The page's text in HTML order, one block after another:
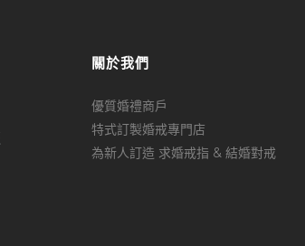
關於我們
優質婚禮商戶
特式訂製婚戒專門店
為新人訂造 求婚戒指 & 結婚對戒